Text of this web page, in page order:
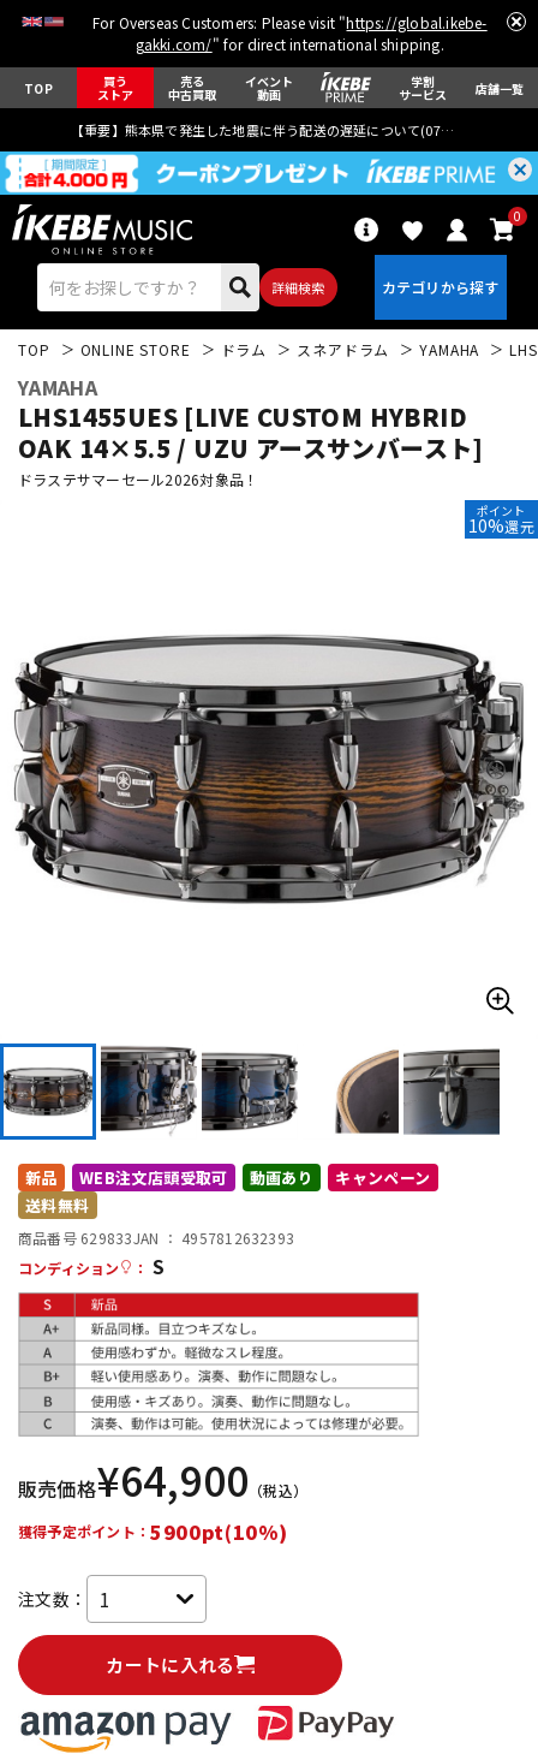
For Overseas Customers: Please visit "https://global.ikebe-
gakki.com/" for direct international shipping.
TOP 買う
ストア
売る
中古買取
イベント
動画
学割
サービス 店舗一覧
【重要】熊本県で発生した地震に伴う配送の遅延について(07月29日
詳細検索
0
エレキギター
ドラム パーカッション
キーボード 電子ピアノ
管楽器 その他楽器
DTM オンライン納品 レコーディング機器
配信/ライブ機器 楽器アクセサリ
中古
TOP ONLINE STORE ドラム スネアドラム YAMAHA
YAMAHA
LHS1455UES [LIVE CUSTOM HYBRID
OAK 14×5.5 / UZU アースサンバースト]
ドラステサマーセール2026対象品！
ポイント
10%還元
新品 WEB注文店頭受取可 動画あり
キャンペーン
送料無料
商品番号 629833JAN ： 4957812632393
コンディション
： S
販売価格¥64,900 （税込）
獲得予定ポイント： 5900pt(10%)
注文数：
カートに入れる